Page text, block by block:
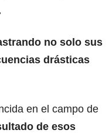
no solo sus
drásticas
en el campo de
de esos